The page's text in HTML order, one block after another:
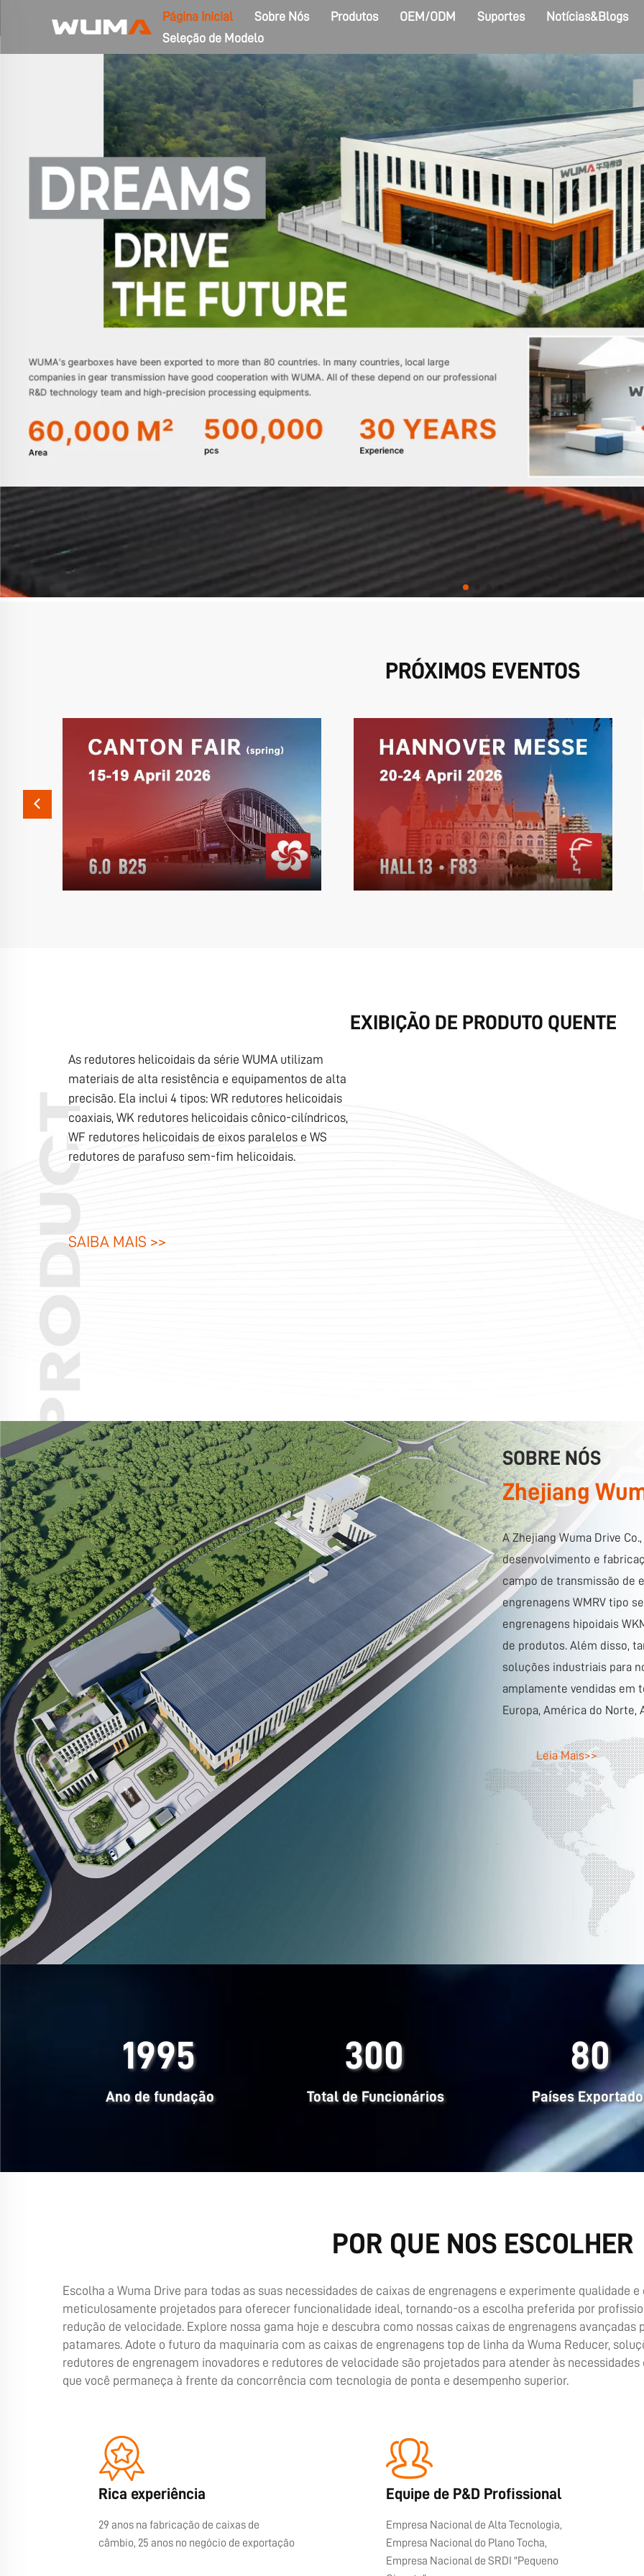
Página Inicial Sobre Nós Produtos OEM/ODM Suportes Notícias&Blogs
Seleção de Modelo
PRÓXIMOS EVENTOS
EXIBIÇÃO DE PRODUTO QUENTE
As redutores helicoidais da série WUMA utilizam
materiais de alta resistência e equipamentos de alta
precisão. Ela inclui 4 tipos: WR redutores helicoidais
coaxiais, WK redutores helicoidais cônico-cilíndricos,
WF redutores helicoidais de eixos paralelos e WS
SAIBA MAIS >>
SOBRE NÓS
Zhejiang
A Zhejiang Wuma Drive
desenvolvimento e
campo de transmissão de
engrenagens WMRV tipo
engrenagens hipoidais
de produtos. Além disso,
soluções industriais para
amplamente vendidas em
Europa, América do Norte,
Leia Mais>>
Total de Funcionários Países Exportados
POR QUE NOS ESCOLHER
meticulosamente projetados para oferecer funcionalidade ideal, tornando-os a escolha preferida por
redução de velocidade. Explore nossa gama hoje e descubra como nossas caixas de engrenagens
patamares. Adote o futuro da maquinaria com as caixas de engrenagens top de linha da Wuma Reducer,
redutores de engrenagem inovadores e redutores de velocidade são projetados para atender às
que você permaneça à frente da concorrência com tecnologia de ponta e desempenho superior.